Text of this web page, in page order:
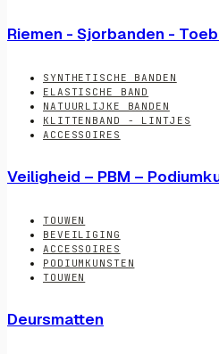
Riemen - Sjorbanden -
SYNTHETISCHE BANDEN
ELASTISCHE BAND
NATUURLIJKE BANDEN
KLITTENBAND - LINTJES
ACCESSOIRES
Veiligheid – PBM –
TOUWEN
BEVEILIGING
ACCESSOIRES
PODIUMKUNSTEN
TOUWEN
Deursmatten